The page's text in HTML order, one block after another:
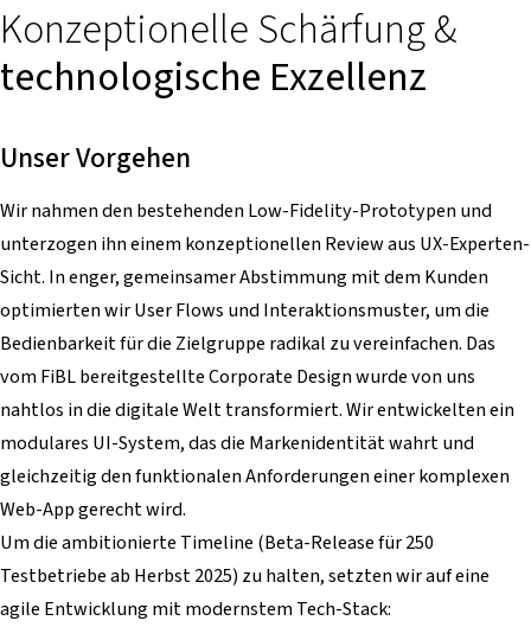
Konzeptionelle Schärfung &
technologische Exzellenz
Unser Vorgehen
Wir nahmen den bestehenden Low-Fidelity-Prototypen und
unterzogen ihn einem konzeptionellen Review aus UX-Experten-
Sicht. In enger, gemeinsamer Abstimmung mit dem Kunden
optimierten wir User Flows und Interaktionsmuster, um die
Bedienbarkeit für die Zielgruppe radikal zu vereinfachen. Das
vom FiBL bereitgestellte Corporate Design wurde von uns
nahtlos in die digitale Welt transformiert. Wir entwickelten ein
modulares UI-System, das die Markenidentität wahrt und
gleichzeitig den funktionalen Anforderungen einer komplexen
Web-App gerecht wird.
Um die ambitionierte Timeline (Beta-Release für 250
Testbetriebe ab Herbst 2025) zu halten, setzten wir auf eine
agile Entwicklung mit modernstem Tech-Stack: